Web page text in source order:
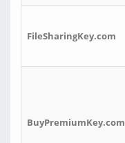
FileSharingKey.com
BuyPremiumKey.com